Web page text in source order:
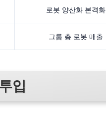
로봇 양산화 본격화
그룹 총 로봇 매출
입